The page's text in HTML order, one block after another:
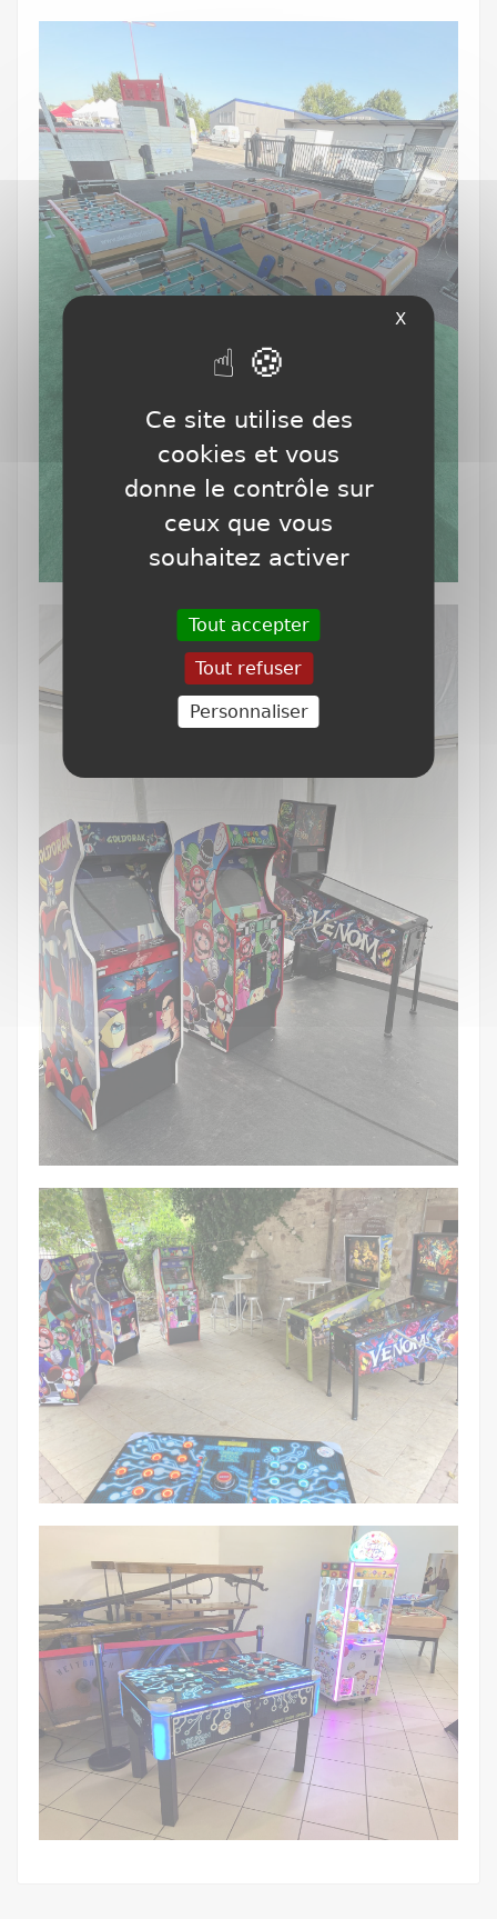
X
Ce site utilise des
cookies et vous
donne le contrôle sur
ceux que vous
souhaitez activer
Tout accepter
Tout refuser
Personnaliser